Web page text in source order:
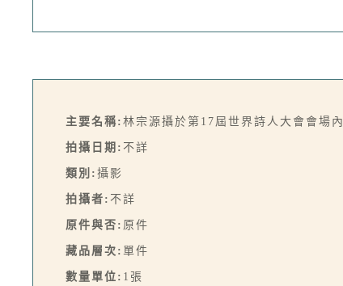
主要名稱: 林宗源攝於第17屆世界詩人大會會場內
拍攝日期: 不詳
類別: 攝影
拍攝者: 不詳
原件與否: 原件
藏品層次: 單件
數量單位: 1張